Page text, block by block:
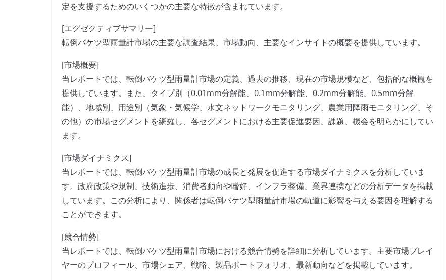
定を支援するためのいくつかの主要な特徴が含まれています。
[エグゼクティブサマリー]
転倒バケツ型雨量計市場の主要な調査結果、市場動向、主要なインサイトの概要を提供しています。
[市場概要]
当レポートでは、転倒バケツ型雨量計市場の定義、過去の推移、現在の市場規模など、包括的な概観を
提供しています。また、タイプ別（0.01mm分解能、0.1mm分解能、0.2mm分解能、0.5mm分解
能）、地域別、用途別（気象・気候学、水文ネットワークモニタリング、農業用降雨モニタリング、そ
の他）の市場セグメントを網羅し、各セグメントにおける主要促進要因、課題、機会を明らかにしてい
ます。
[市場ダイナミクス]
当レポートでは、転倒バケツ型雨量計市場の成長と発展を促進する市場ダイナミクスを分析していま
す。政府政策や規制、技術進歩、消費者動向や嗜好、インフラ整備、業界連携などの分析データを掲載
しています。この分析により、関係者は転倒バケツ型雨量計市場の軌道に影響を与える要因を理解する
ことができます。
[競合情勢]
当レポートでは、転倒バケツ型雨量計市場における競合情勢を詳細に分析しています。主要市場プレイ
ヤーのプロフィール、市場シェア、戦略、製品ポートフォリオ、最新動向などを掲載しています。